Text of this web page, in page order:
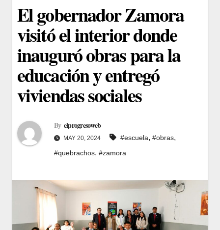
El gobernador Zamora
visitó el interior donde
inauguró obras para la
educación y entregó
viviendas sociales
By elprogresoweb
MAY 20, 2024 #escuela, #obras,
#quebrachos, #zamora